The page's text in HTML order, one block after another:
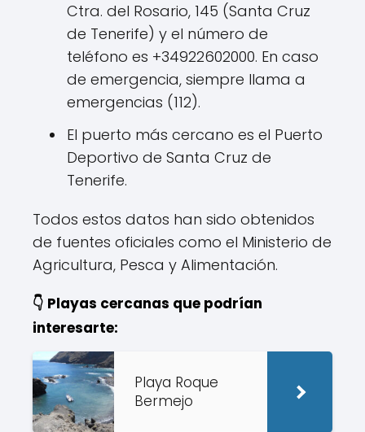
Ctra. del Rosario, 145 (Santa Cruz
de Tenerife) y el número de
teléfono es +34922602000. En caso
de emergencia, siempre llama a
emergencias (112).
El puerto más cercano es el Puerto
Deportivo de Santa Cruz de
Tenerife.
Todos estos datos han sido obtenidos
de fuentes oficiales como el Ministerio de
Agricultura, Pesca y Alimentación.
👇 Playas cercanas que podrían
interesarte:
Playa Roque
Bermejo